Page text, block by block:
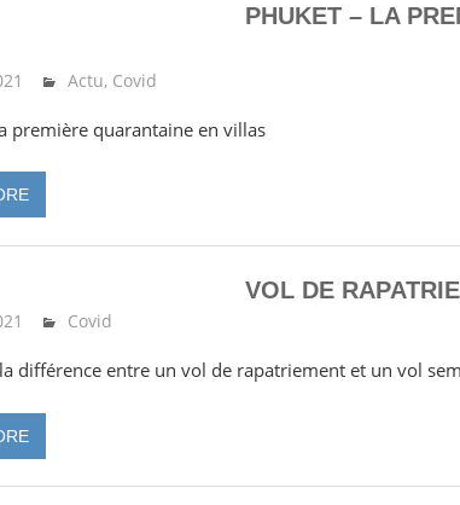
PHUKET – LA
Ma Thailande
Actu, Covid
première quarantaine en villas
VOL DE
Ma Thailande
Covid
différence entre un vol de rapatriement et un vol